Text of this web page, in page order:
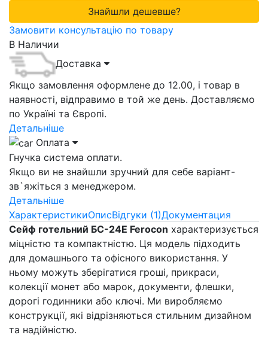
Знайшли дешевше?
Замовити консультацію по товару
В Наличии
Доставка
Якщо замовлення оформлене до 12.00, і товар в
наявності, відправимо в той же день. Доставляємо
по Україні та Європі.
Детальніше
Оплата
Гнучка система оплати.
Якщо ви не знайшли зручний для себе варіант-
зв`яжіться з менеджером.
Детальніше
ХарактеристикиОписВідгуки (1)Документация
Сейф готельний БС-24E Ferocon характеризується
міцністю та компактністю. Ця модель підходить
для домашнього та офісного використання. У
ньому можуть зберігатися гроші, прикраси,
колекції монет або марок, документи, флешки,
дорогі годинники або ключі. Ми виробляємо
конструкції, які відрізняються стильним дизайном
та надійністю.